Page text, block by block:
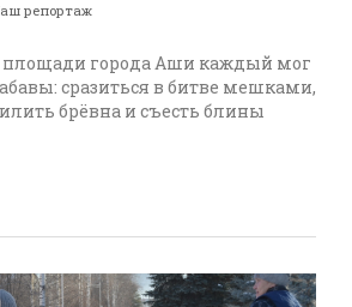
репортаж
площади города Аши каждый мог
сразиться в битве мешками,
брёвна и съесть блины